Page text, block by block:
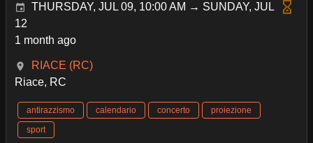
THURSDAY, JUL 09, 10:00 AM → SUNDAY, JUL
12
1 month ago
RIACE (RC)
Riace, RC
antirazzismo calendario concerto
proiezione
sport